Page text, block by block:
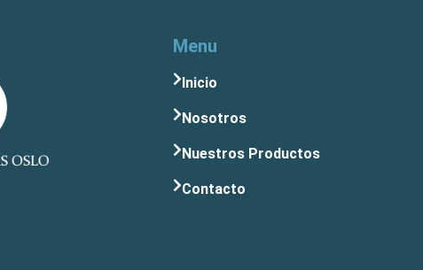
Menu
Inicio
Nosotros
Nuestros Productos
Contacto